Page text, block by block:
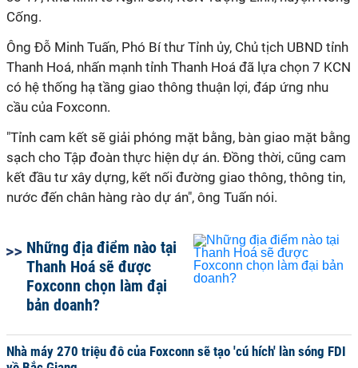
Cống.
Ông Đỗ Minh Tuấn, Phó Bí thư Tỉnh ủy, Chủ tịch UBND tỉnh
Thanh Hoá, nhấn mạnh tỉnh Thanh Hoá đã lựa chọn 7 KCN
có hệ thống hạ tầng giao thông thuận lợi, đáp ứng nhu
cầu của Foxconn.
"Tỉnh cam kết sẽ giải phóng mặt bằng, bàn giao mặt bằng
sạch cho Tập đoàn thực hiện dự án. Đồng thời, cũng cam
kết đầu tư xây dựng, kết nối đường giao thông, thông tin,
nước đến chân hàng rào dự án", ông Tuấn nói.
Những địa điểm nào tại
Thanh Hoá sẽ được
Foxconn chọn làm đại
bản doanh?
Nhà máy 270 triệu đô của Foxconn sẽ tạo 'cú hích' làn sóng FDI